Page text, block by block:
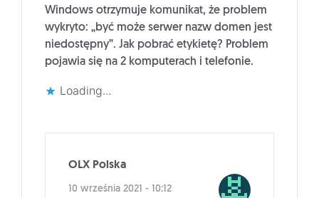
Windows otrzymuje komunikat, że problem
wykryto: „być może serwer nazw domen jest
niedostępny”. Jak pobrać etykietę? Problem
pojawia się na 2 komputerach i telefonie.
Loading...
OLX Polska
10 września 2021 - 10:12